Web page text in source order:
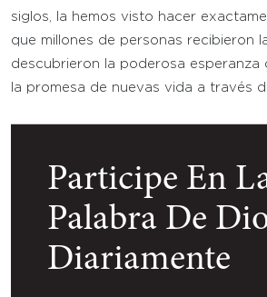
siglos, la hemos visto hacer
que millones de personas recibieron
descubrieron la poderosa esperanza
la promesa de nuevas vida a través
Participe En
Palabra De
Diariamente